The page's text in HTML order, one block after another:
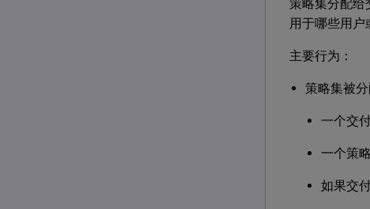
策略集分配给
用于哪些用户
主要行为：
策略集被分
一个交
一个策
如果交